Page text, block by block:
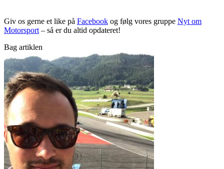
Giv os gerne et like på Facebook og følg vores gruppe Nyt om
Motorsport – så er du altid opdateret!
Bag artiklen